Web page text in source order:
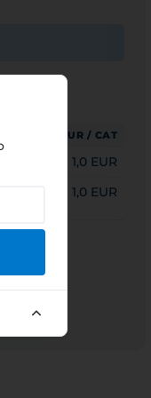
EUR / САТ
1,0 EUR
1,0 EUR